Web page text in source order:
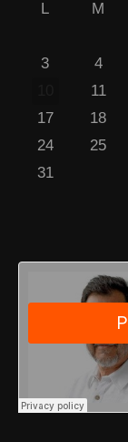
L M
3
4
11
17
18
24
25
31